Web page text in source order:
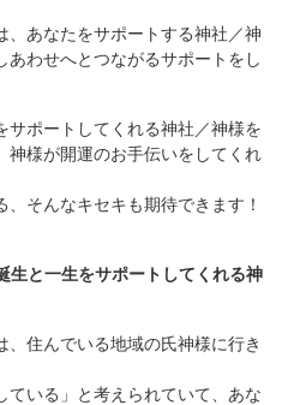
、あなたをサポートする神社／神
わせへとつながるサポートをし
サポートしてくれる神社／神様を
神様が開運のお手伝いをしてくれ
そんなキセキも期待できます！
と一生をサポートしてくれる神
住んでいる地域の氏神様に行き
ている」と考えられていて、あな